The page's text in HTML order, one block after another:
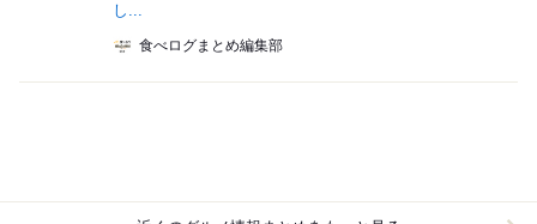
し...
食べログまとめ編集部